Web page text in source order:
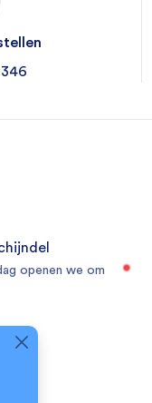
openen we om